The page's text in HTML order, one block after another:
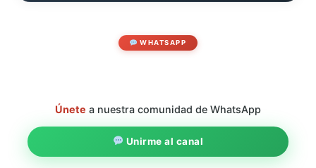
WHATSAPP
Únete a nuestra comunidad de WhatsApp
Unirme al canal